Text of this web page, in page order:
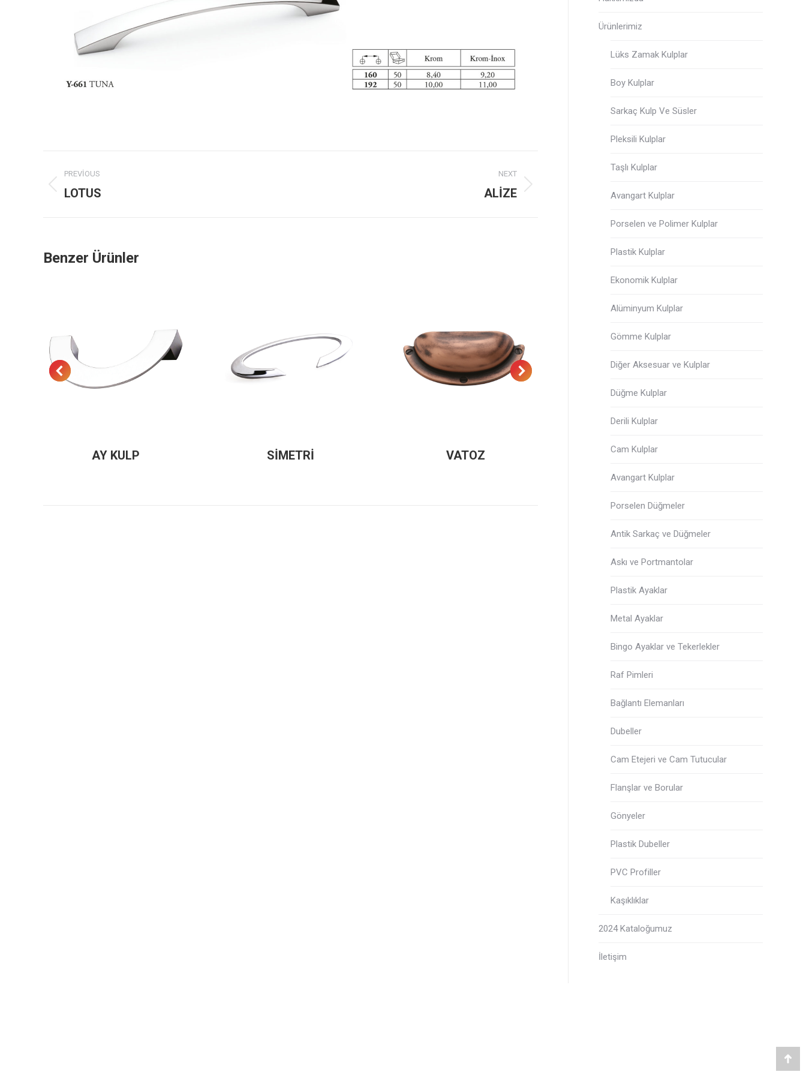
Project
navigation
PREVIOUS
Previous
LOTUS
NEXT
ALİZE
Benzer Ürünler
AY KULP SİMETRİ VATOZ HALKA
Ürünlerimiz
Lüks Zamak Kulplar
Boy Kulplar
Sarkaç Kulp Ve Süsler
Pleksili Kulplar
Taşlı Kulplar
Avangart Kulplar
Porselen ve Polimer Kulplar
Plastik Kulplar
Ekonomik Kulplar
Alüminyum Kulplar
Gömme Kulplar
Diğer Aksesuar ve Kulplar
Düğme Kulplar
Derili Kulplar
Cam Kulplar
Avangart Kulplar
Porselen Düğmeler
Antik Sarkaç ve Düğmeler
Askı ve Portmantolar
Plastik Ayaklar
Metal Ayaklar
Bingo Ayaklar ve Tekerlekler
Raf Pimleri
Bağlantı Elemanları
Dubeller
Cam Etejeri ve Cam Tutucular
Flanşlar ve Borular
Gönyeler
Plastik Dubeller
PVC Profiller
Kaşıklıklar
2024 Kataloğumuz
İletişim
Go